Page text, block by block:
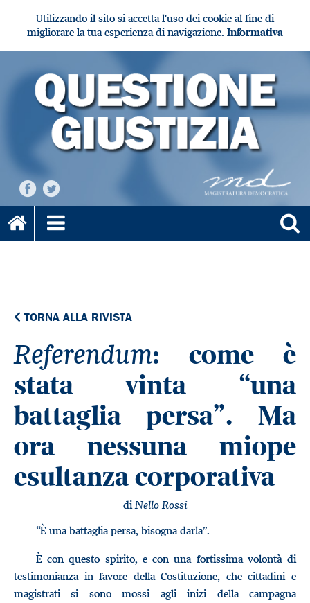
Utilizzando il sito si accetta l'uso dei cookie al fine di
migliorare la tua esperienza di navigazione. Informativa
TORNA ALLA RIVISTA
Referendum: come è
stata vinta “una
battaglia persa”. Ma
ora nessuna miope
esultanza corporativa
diNello Rossi
“È una battaglia persa, bisogna darla”.
È con questo spirito, e con una fortissima volontà di
testimonianza in favore della Costituzione, che cittadini e
magistrati si sono mossi agli inizi della campagna